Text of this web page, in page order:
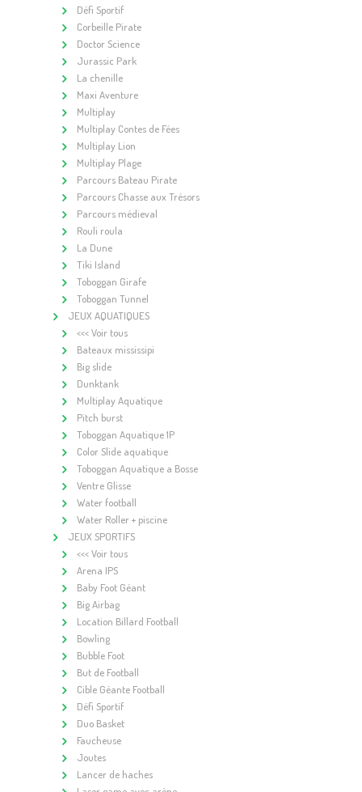
Défi Sportif
Corbeille Pirate
Doctor Science
Jurassic Park
La chenille
Maxi Aventure
Multiplay
Multiplay Contes de Fées
Multiplay Lion
Multiplay Plage
Parcours Bateau Pirate
Parcours Chasse aux Trésors
Parcours médieval
Rouli roula
La Dune
Tiki Island
Toboggan Girafe
Toboggan Tunnel
JEUX AQUATIQUES
<<< Voir tous
Bateaux mississipi
Big slide
Dunktank
Multiplay Aquatique
Pitch burst
Toboggan Aquatique 1P
Color Slide aquatique
Toboggan Aquatique a Bosse
Ventre Glisse
Water football
Water Roller + piscine
JEUX SPORTIFS
<<< Voir tous
Arena IPS
Baby Foot Géant
Big Airbag
Location Billard Football
Bowling
Bubble Foot
But de Football
Cible Géante Football
Défi Sportif
Duo Basket
Faucheuse
Joutes
Lancer de haches